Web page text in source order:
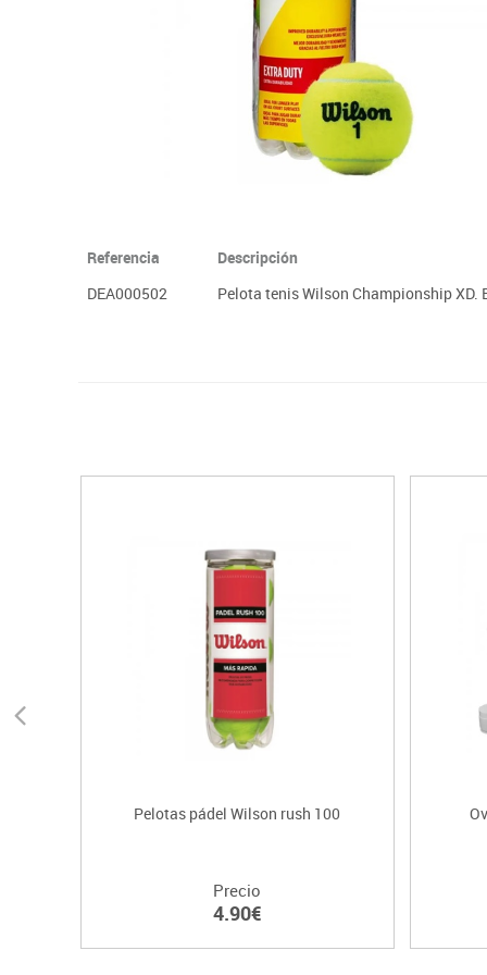
Referencia
Descripción
DEA000502
Pelota tenis Wilson Championship XD.
Pelotas pádel Wilson rush 100
Precio
4.90€